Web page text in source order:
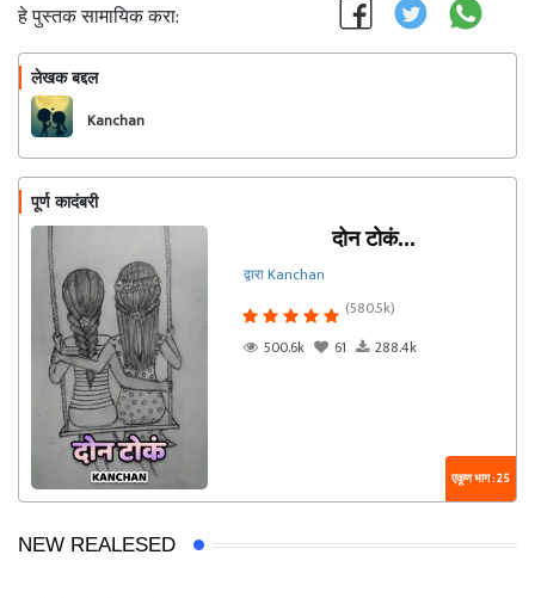
हे पुस्तक सामायिक करा:
लेखक बद्दल
Kanchan
पूर्ण कादंबरी
दोन टोकं...
द्वारा Kanchan
(580.5k)
500.6k
61 288.4k
एकूण भाग : 25
NEW REALESED